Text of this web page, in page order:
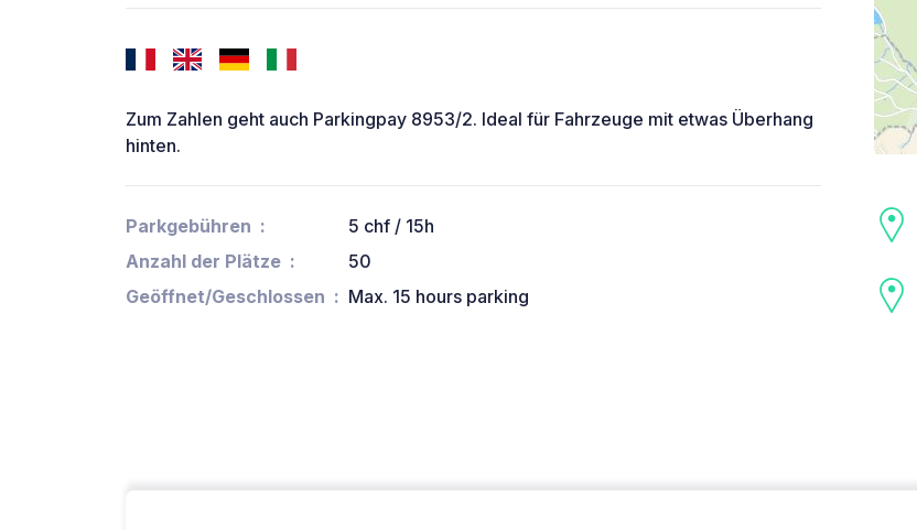
Zum Zahlen geht auch Parkingpay 8953/2. Ideal für Fahrzeuge mit etwas Überhang
hinten.
Parkgebühren
5 chf / 15h
Anzahl der Plätze
50
Geöffnet/Geschlossen
Max. 15 hours parking